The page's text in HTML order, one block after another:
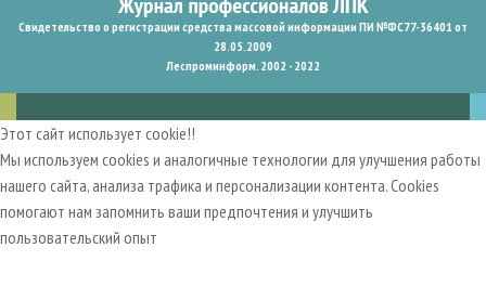
Свидетельство о регистрации средства массовой информации ПИ №ФС77-36401 от
28.05.2009
Леспроминформ. 2002 - 2022
Этот сайт использует cookie!!
Мы используем cookies и аналогичные технологии для улучшения работы
нашего сайта, анализа трафика и персонализации контента. Cookies
помогают нам запомнить ваши предпочтения и улучшить
пользовательский опыт